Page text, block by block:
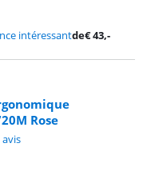
intéressantde€43,-
Rose
avis